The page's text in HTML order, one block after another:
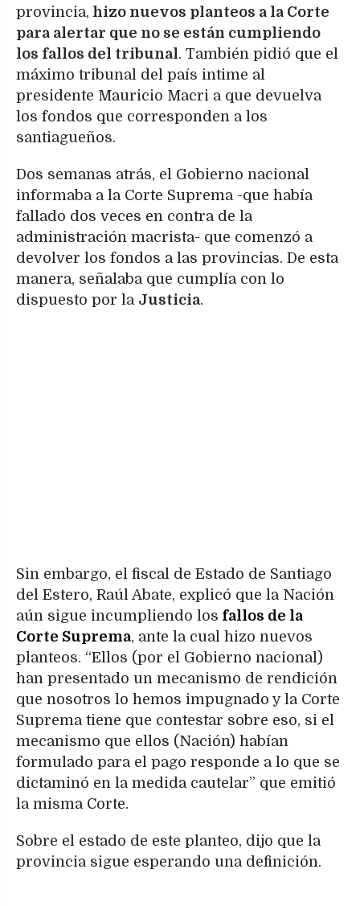
provincia, hizo nuevos planteos a la Corte
para alertar que no se están cumpliendo
los fallos del tribunal. También pidió que el
máximo tribunal del país intime al
presidente Mauricio Macri a que devuelva
los fondos que corresponden a los
santiagueños.
Dos semanas atrás, el Gobierno nacional
informaba a la Corte Suprema -que había
fallado dos veces en contra de la
administración macrista- que comenzó a
devolver los fondos a las provincias. De esta
manera, señalaba que cumplía con lo
dispuesto por la Justicia.
Sin embargo, el fiscal de Estado de Santiago
del Estero, Raúl Abate, explicó que la Nación
aún sigue incumpliendo los fallos de la
Corte Suprema, ante la cual hizo nuevos
planteos. “Ellos (por el Gobierno nacional)
han presentado un mecanismo de rendición
que nosotros lo hemos impugnado y la Corte
Suprema tiene que contestar sobre eso, si el
mecanismo que ellos (Nación) habían
formulado para el pago responde a lo que se
dictaminó en la medida cautelar” que emitió
la misma Corte.
Sobre el estado de este planteo, dijo que la
provincia sigue esperando una definición.